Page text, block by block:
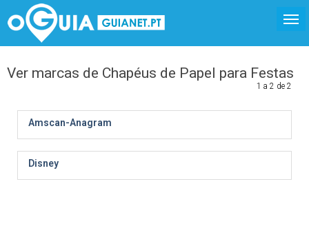
Ver marcas de Chapéus de Papel para Festas
1 a 2 de 2
Amscan-Anagram
Disney